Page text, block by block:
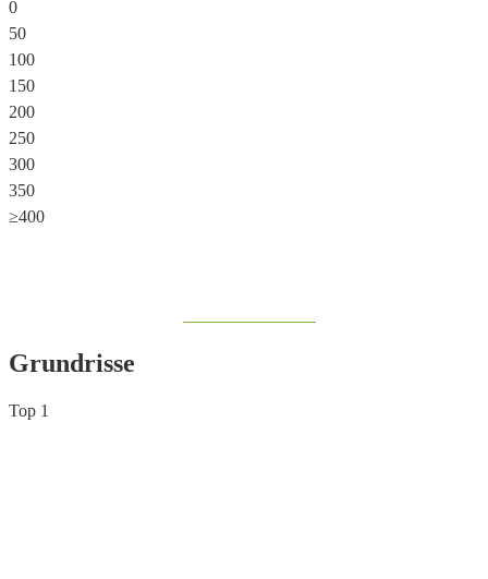
0
50
100
150
200
250
300
350
≥400
Grundrisse
Top 1